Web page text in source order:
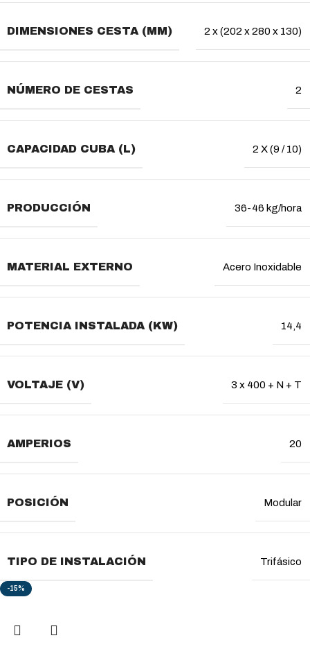
DIMENSIONES CESTA (MM) 2 x (202 x 280 x 130)
NÚMERO DE CESTAS 2
CAPACIDAD CUBA (L) 2 X (9 / 10)
PRODUCCIÓN 36-46 kg/hora
MATERIAL EXTERNO Acero Inoxidable
POTENCIA INSTALADA (KW) 14,4
VOLTAJE (V) 3 x 400 + N + T
AMPERIOS 20
POSICIÓN Modular
TIPO DE INSTALACIÓN Trifásico
-15%